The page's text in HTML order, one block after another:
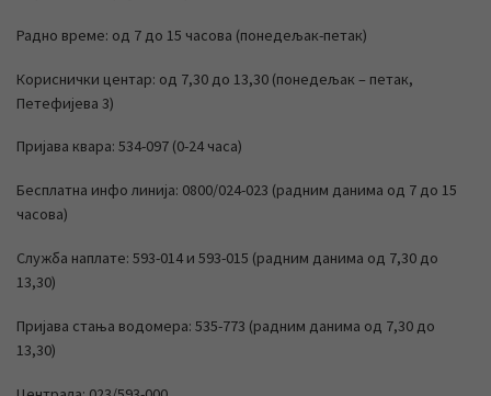
Радно време: од 7 до 15 часова (понедељак-петак)
Кориснички центар: од 7,30 до 13,30 (понедељак – петак,
Петефијева 3)
Пријава квара: 534-097 (0-24 часа)
Бесплатна инфо линија: 0800/024-023 (радним данима од 7 до 15
часова)
Служба наплате: 593-014 и 593-015 (радним данима од 7,30 до
13,30)
Пријава стања водомера: 535-773 (радним данима од 7,30 до
13,30)